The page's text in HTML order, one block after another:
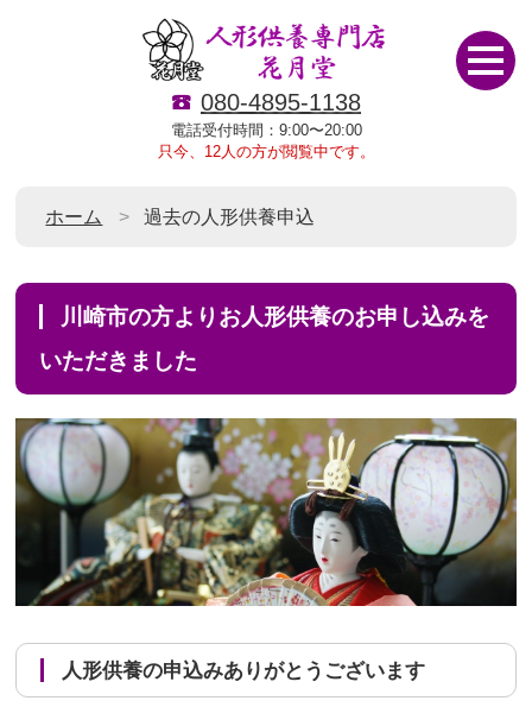
080-4895-1138
電話受付時間：9:00〜20:00
只今、12人の方が閲覧中です。
ホーム 過去の人形供養申込
川崎市の方よりお人形供養のお申し込みを
いただきました
人形供養の申込みありがとうございます